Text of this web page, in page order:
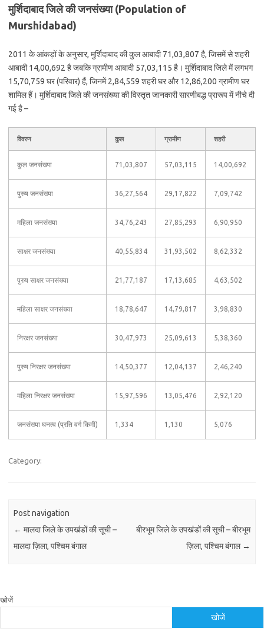
मुर्शिदाबाद जिले की जनसंख्या (Population of
Murshidabad)
2011 के आंकड़ों के अनुसार, मुर्शिदाबाद की कुल आबादी 71,03,807 है, जिसमें से शहरी
आबादी 14,00,692 है जबकि ग्रामीण आबादी 57,03,115 है। मुर्शिदाबाद जिले में लगभग
15,70,759 घर (परिवार) हैं, जिनमें 2,84,559 शहरी घर और 12,86,200 ग्रामीण घर
शामिल हैं। मुर्शिदाबाद जिले की जनसंख्या की विस्तृत जानकारी सारणीबद्ध प्रारूप में नीचे दी
गई है –
विवरण कुल ग्रामीण शहरी
कुल जनसंख्या 71,03,807 57,03,115 14,00,692
पुरुष जनसंख्या 36,27,564 29,17,822 7,09,742
महिला जनसंख्या 34,76,243 27,85,293 6,90,950
साक्षर जनसंख्या 40,55,834 31,93,502 8,62,332
पुरुष साक्षर जनसंख्या 21,77,187 17,13,685 4,63,502
महिला साक्षर जनसंख्या 18,78,647 14,79,817 3,98,830
निरक्षर जनसंख्या 30,47,973 25,09,613 5,38,360
पुरुष निरक्षर जनसंख्या 14,50,377 12,04,137 2,46,240
महिला निरक्षर जनसंख्या 15,97,596 13,05,476 2,92,120
जनसंख्या घनत्व (प्रति वर्ग किमी) 1,334 1,130 5,076
Category:
Post navigation
← मालदा जिले के उपखंडों की सूची –
मालदा ज़िला, पश्चिम बंगाल
बीरभूम जिले के उपखंडों की सूची – बीरभूम
ज़िला, पश्चिम बंगाल →
खोजें
खोजें